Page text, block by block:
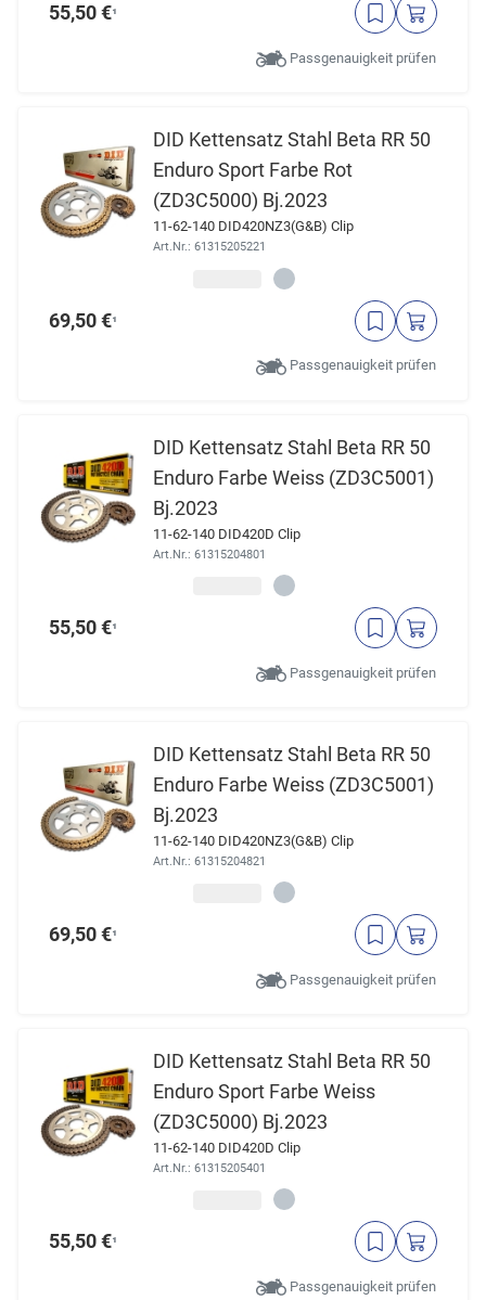
55,50 €¹
Passgenauigkeit prüfen
DID Kettensatz Stahl Beta RR 50
Enduro Sport Farbe Rot
(ZD3C5000) Bj.2023
11-62-140 DID420NZ3(G&B) Clip
Art.Nr.: 61315205221
69,50 €¹
Passgenauigkeit prüfen
DID Kettensatz Stahl Beta RR 50
Enduro Farbe Weiss (ZD3C5001)
Bj.2023
11-62-140 DID420D Clip
Art.Nr.: 61315204801
55,50 €¹
Passgenauigkeit prüfen
DID Kettensatz Stahl Beta RR 50
Enduro Farbe Weiss (ZD3C5001)
Bj.2023
11-62-140 DID420NZ3(G&B) Clip
Art.Nr.: 61315204821
69,50 €¹
Passgenauigkeit prüfen
DID Kettensatz Stahl Beta RR 50
Enduro Sport Farbe Weiss
(ZD3C5000) Bj.2023
11-62-140 DID420D Clip
Art.Nr.: 61315205401
55,50 €¹
Passgenauigkeit prüfen